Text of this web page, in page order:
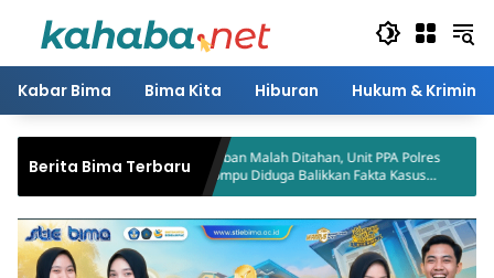
Kabar Bima Bima Kita Hiburan Hukum & Kriminal
Berita Bima Terbaru
di
Korban Malah Ditahan, Unit PPA Polres
Dompu Diduga Balikkan Fakta Kasus
Penganiayaan